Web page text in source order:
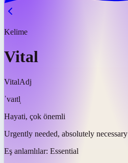
Kelime
Vital
VitalAdj
ˈvaɪtl̩
Hayati, çok önemli
Urgently needed, absolutely necessary
Eş anlamlılar: Essential